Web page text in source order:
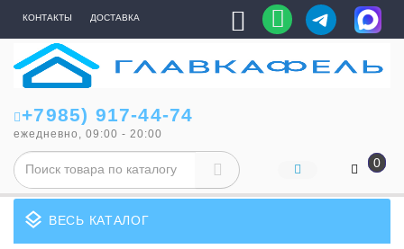
КОНТАКТЫ ДОСТАВКА
+7985) 917-44-74
ежедневно, 09:00 - 20:00
0
layers ВЕСЬ КАТАЛОГ